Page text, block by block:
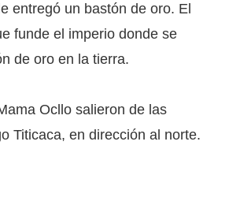
entregó un bastón de oro. El
funde el imperio donde se
de oro en la tierra.
Ocllo salieron de las
Titicaca, en dirección al norte.